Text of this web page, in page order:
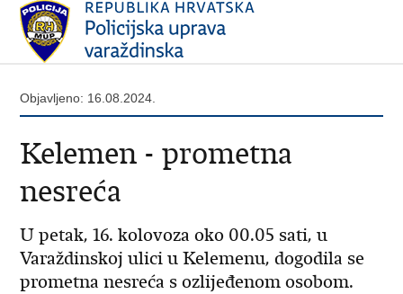
Objavljeno: 16.08.2024.
Kelemen - prometna
nesreća
​U petak, 16. kolovoza oko 00.05 sati, u
Varaždinskoj ulici u Kelemenu, dogodila se
prometna nesreća s ozlijeđenom osobom.